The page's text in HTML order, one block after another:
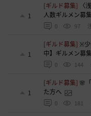
1
[ギルド募集]
〈
人数ギルメン募
0 97
1
[ギルド募集] ※
中】ギルメン募
0 144
1
[ギルド募集] 🌸
た方へ
0 181